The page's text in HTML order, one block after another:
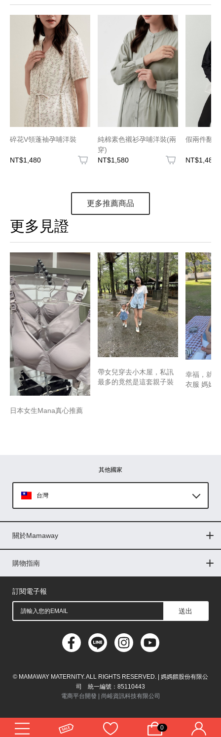
0
碎花V領蓬袖孕哺洋裝
NT$1,480
純棉素色襯衫孕哺洋裝(兩
穿)
NT$1,580
假兩件翻
NT$1,480
更多推薦商品
更多見證
日本女生Mana真心推薦
帶女兒穿去小木屋，私訊
最多的竟然是這套親子裝
幸福，就
衣服 媽媽
其他國家
台灣
印尼
菲律賓
馬來西亞
關於Mamaway
門市據點
最新消息
品牌故事
人力招募
媒體花絮
隱私權聲明
CSR企業社會責任
購物指南
購物常見問題
退換貨問題
儲值金使用條款
購買儲值金
發票問題
會員權益
線上留言
吸乳器-免費體驗
訂閱電子報
送出
© MAMAWAY MATERNITY. ALL RIGHTS RESERVED. | 媽媽餵股份有限公
司 統一編號：85110443
電商平台開發 | 尚峪資訊科技有限公司